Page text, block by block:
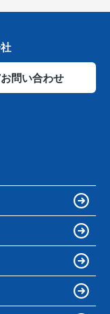
お問い合わせ